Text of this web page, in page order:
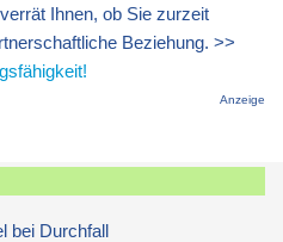
Ihnen, ob Sie zurzeit
Beziehung. >>
Anzeige
bei Durchfall